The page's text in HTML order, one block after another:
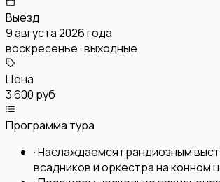
Выезд
9 августа 2026 года
воскресенье · выходные
Цена
3 600 руб
Программа тура
·Наслаждаемся грандиозным
всадников и оркестра на конном